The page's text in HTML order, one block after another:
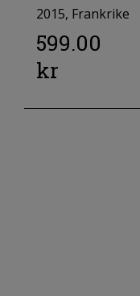
2015, Frankrike
599.00
kr